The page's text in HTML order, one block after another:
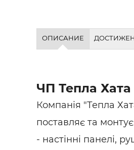
ОПИСАНИЕ
ЧП Тепла Хата
Компанія "Тепла
поставляє та монтує
- настінні панелі,